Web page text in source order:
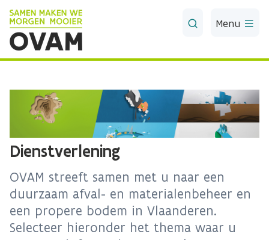
Skip to Main Content
Menu
Dienstverlening
OVAM streeft samen met u naar een
duurzaam afval- en materialenbeheer en
een propere bodem in Vlaanderen.
Selecteer hieronder het thema waar u